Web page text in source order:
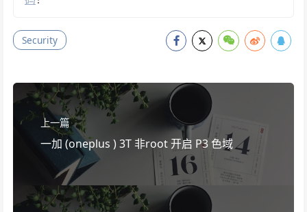
Security
上一篇
一加 (oneplus ) 3T 非root 开启 P3 色域